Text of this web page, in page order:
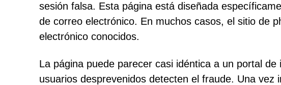
sesión falsa. Esta página está diseñada
de correo electrónico. En muchos casos, el sitio de
electrónico conocidos.
La página puede parecer casi idéntica a un portal
usuarios desprevenidos detecten el fraude. Una vez